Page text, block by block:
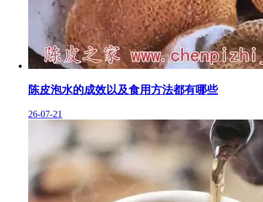
陈皮泡水的成效以及食用方法都有哪些
26-07-21